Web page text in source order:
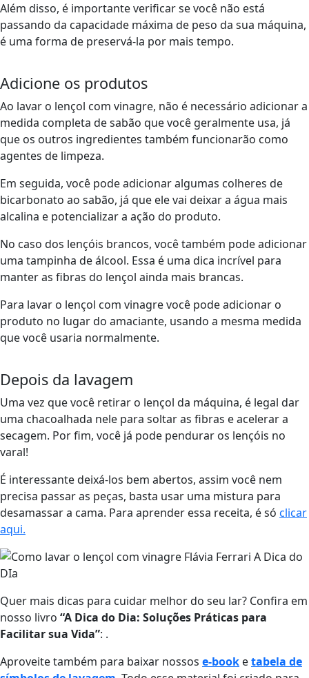
Além disso, é importante verificar se você não está
passando da capacidade máxima de peso da sua máquina,
é uma forma de preservá-la por mais tempo.
Adicione os produtos
Ao lavar o lençol com vinagre, não é necessário adicionar a
medida completa de sabão que você geralmente usa, já
que os outros ingredientes também funcionarão como
agentes de limpeza.
Em seguida, você pode adicionar algumas colheres de
bicarbonato ao sabão, já que ele vai deixar a água mais
alcalina e potencializar a ação do produto.
No caso dos lençóis brancos, você também pode adicionar
uma tampinha de álcool. Essa é uma dica incrível para
manter as fibras do lençol ainda mais brancas.
Para lavar o lençol com vinagre você pode adicionar o
produto no lugar do amaciante, usando a mesma medida
que você usaria normalmente.
Depois da lavagem
Uma vez que você retirar o lençol da máquina, é legal dar
uma chacoalhada nele para soltar as fibras e acelerar a
secagem. Por fim, você já pode pendurar os lençóis no
varal!
É interessante deixá-los bem abertos, assim você nem
precisa passar as peças, basta usar uma mistura para
desamassar a cama. Para aprender essa receita, é só clicar
aqui.
Quer mais dicas para cuidar melhor do seu lar? Confira em
nosso livro “A Dica do Dia: Soluções Práticas para
Facilitar sua Vida”: .
Aproveite também para baixar nossos e-book etabela de